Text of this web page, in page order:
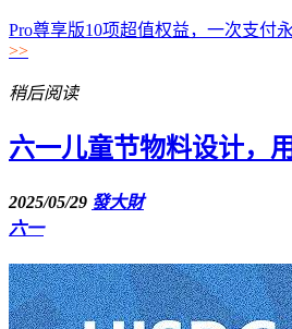
Pro尊享版10项超值权益，一次支付
>>
稍后阅读
六一儿童节物料设计，
2025/05/29 發大財
六一